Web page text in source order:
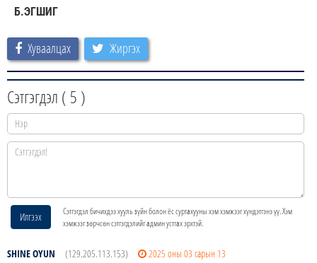
Б.ЭГШИГ
Хуваалцах Жиргэх
Сэтгэгдэл ( 5 )
Илгээх
Сэтгэгдэл бичихдээ хууль зүйн болон ёс суртахууны хэм хэмжээг хүндэтгэнэ үү. Хэм
хэмжээг зөрчсөн сэтгэгдэлийг админ устгах эрхтэй.
SHINE OYUN (129.205.113.153)
2025 оны 03 сарын 13